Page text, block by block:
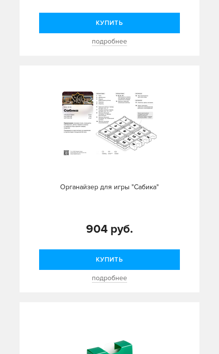
КУПИТЬ
подробнее
Органайзер для игры "Сабика"
904 руб.
КУПИТЬ
подробнее